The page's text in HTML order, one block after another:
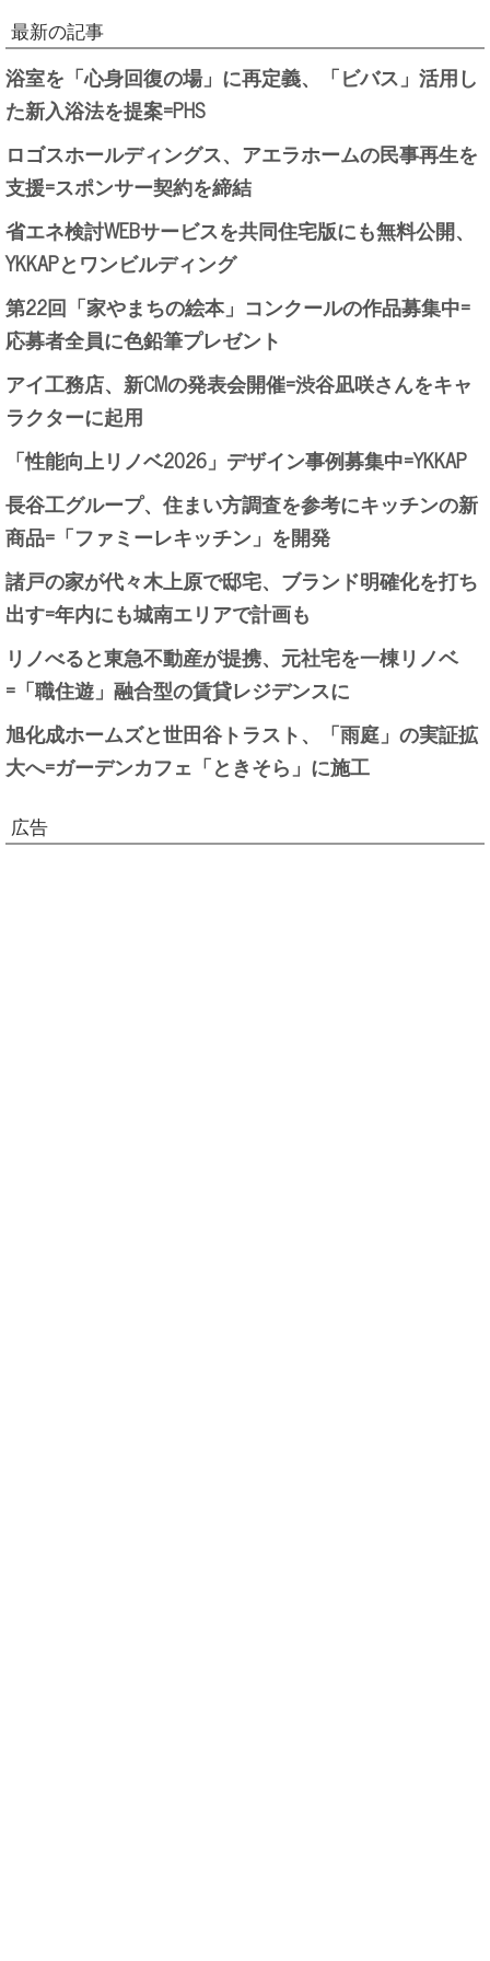
最新の記事
浴室を「心身回復の場」に再定義、「ビバス」活用し
た新入浴法を提案=PHS
ロゴスホールディングス、アエラホームの民事再生を
支援=スポンサー契約を締結
省エネ検討WEBサービスを共同住宅版にも無料公開、
YKKAPとワンビルディング
第22回「家やまちの絵本」コンクールの作品募集中=
応募者全員に色鉛筆プレゼント
アイ工務店、新CMの発表会開催=渋谷凪咲さんをキャ
ラクターに起用
「性能向上リノベ2026」デザイン事例募集中=YKKAP
長谷工グループ、住まい方調査を参考にキッチンの新
商品=「ファミーレキッチン」を開発
諸戸の家が代々木上原で邸宅、ブランド明確化を打ち
出す=年内にも城南エリアで計画も
リノべると東急不動産が提携、元社宅を一棟リノベ
=「職住遊」融合型の賃貸レジデンスに
旭化成ホームズと世田谷トラスト、「雨庭」の実証拡
大へ=ガーデンカフェ「ときそら」に施工
広告